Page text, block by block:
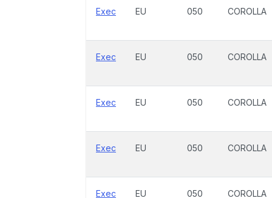
Exec EU 050 COROLLA
Exec EU 050 COROLLA
Exec EU 050 COROLLA
Exec EU 050 COROLLA
Exec EU 050 COROLLA